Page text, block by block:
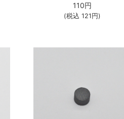
110円
(税込 121円)